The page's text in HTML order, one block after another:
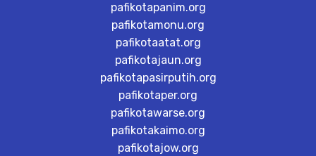
pafikotapanim.org
pafikotamonu.org
pafikotaatat.org
pafikotajaun.org
pafikotapasirputih.org
pafikotaper.org
pafikotawarse.org
pafikotakaimo.org
pafikotajow.org